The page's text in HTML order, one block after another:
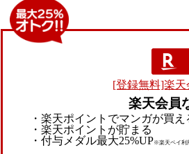
[登録無料]楽
楽天会員
・楽天ポイントでマンガが買え
・楽天ポイントが貯まる
・付与メダル最大25%UP※楽天ペイ利